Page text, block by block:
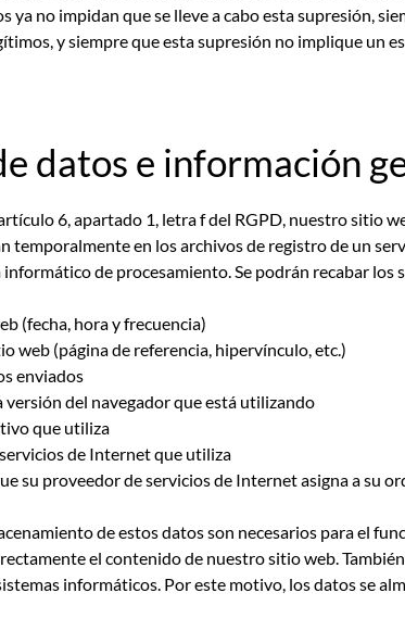
ya no impidan que se lleve a cabo esta supresión,
y siempre que esta supresión no implique un
datos e información
6, apartado 1, letra f del RGPD, nuestro sitio
temporalmente en los archivos de registro de un
de procesamiento. Se podrán recabar los
(fecha, hora y frecuencia)
web (página de referencia, hipervínculo, etc.)
enviados
versión del navegador que está utilizando
que utiliza
de Internet que utiliza
su proveedor de servicios de Internet asigna a su
de estos datos son necesarios para el
el contenido de nuestro sitio web.
informáticos. Por este motivo, los datos se